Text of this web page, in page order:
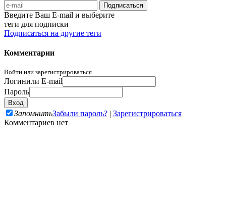
Введите Ваш E-mail и выберите
теги для подписки
Подписаться на другие теги
Комментарии
Войти или зарегистрироваться.
Логинили E-mail
Пароль
ЗапомнитьЗабыли пароль? | Зарегистрироваться
Комментариев нет